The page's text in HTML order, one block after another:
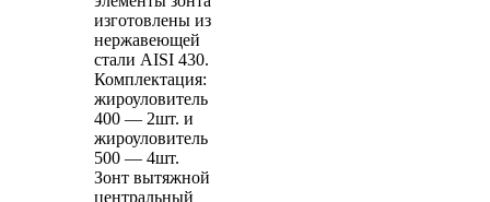
изготовлены из
нержавеющей
стали AISI 430.
Комплектация:
жироуловитель
400 — 2шт. и
жироуловитель
500 — 4шт.
Зонт вытяжной
центральный